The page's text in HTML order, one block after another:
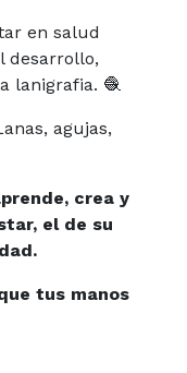
en salud
desarrollo,
lanigrafia. 🧶
agujas,
crea y
el de su
tus manos